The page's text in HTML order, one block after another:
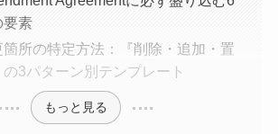
要素
箇所の特定方法：『削除・追加・置
の3パターン別テンプレート
もっと見る